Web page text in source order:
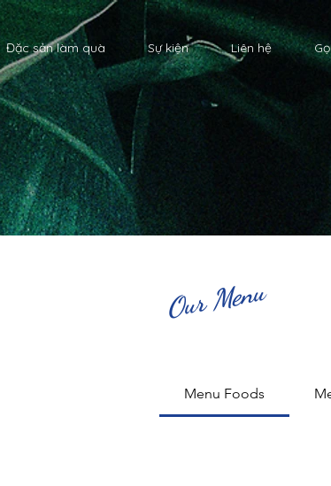
Đặc sản làm quà Sự kiện Liên hệ
Our Menu
Menu Foods